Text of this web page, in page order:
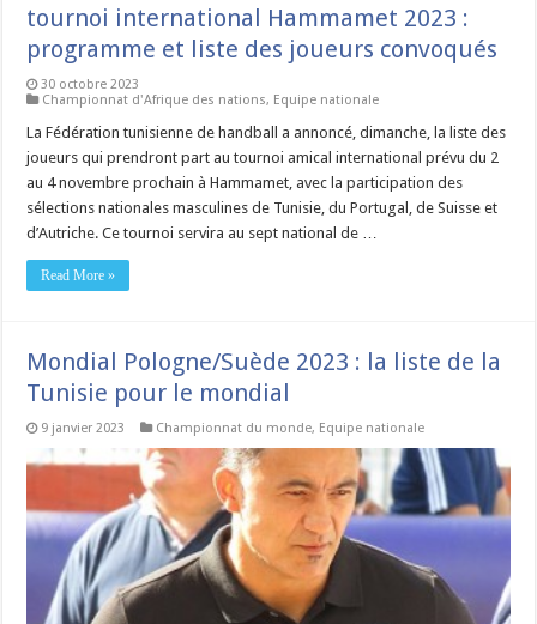
tournoi international Hammamet 2023 :
programme et liste des joueurs convoqués
30 octobre 2023
Championnat d'Afrique des nations, Equipe nationale
La Fédération tunisienne de handball a annoncé, dimanche, la liste des
joueurs qui prendront part au tournoi amical international prévu du 2
au 4 novembre prochain à Hammamet, avec la participation des
sélections nationales masculines de Tunisie, du Portugal, de Suisse et
d’Autriche. Ce tournoi servira au sept national de …
Read More »
Mondial Pologne/Suède 2023 : la liste de la
Tunisie pour le mondial
9 janvier 2023 Championnat du monde, Equipe nationale